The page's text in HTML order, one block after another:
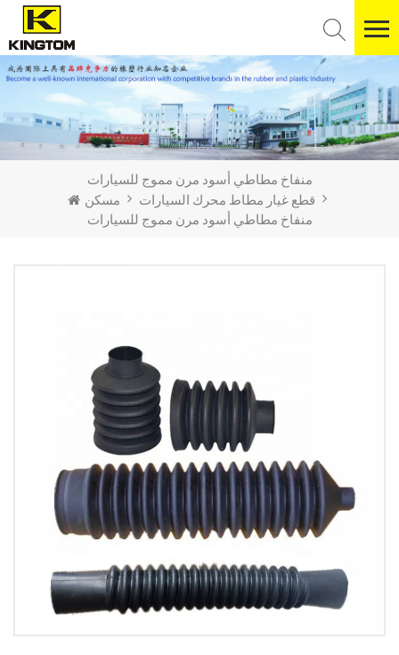
منفاخ مطاطي أسود مرن مموج للسيارات
مسكن
قطع غيار مطاط محرك السيارات
منفاخ مطاطي أسود مرن مموج للسيارات